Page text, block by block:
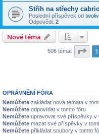
Střih na střechy
Poslední příspěvek od
Odpovědi: 2
Nové téma
506 témat 1
OPRÁVNĚNÍ FÓRA
Nemůžete zakládat nová témata v
Nemůžete odpovídat v tomto fóru
Nemůžete upravovat své příspěvky v
Nemůžete mazat své příspěvky v
Nemůžete přikládat soubory v tomto